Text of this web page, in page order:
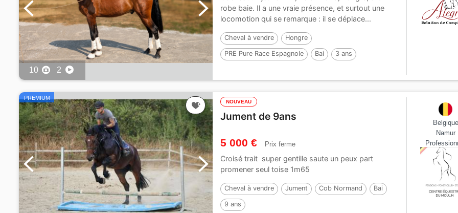
10 2
robe baie. Il a une vraie présence, et surtout une
locomotion qui se remarque : il se déplace...
Cheval à vendre Hongre
PRE Pure Race Espagnole Bai 3 ans
PREMIUM
NOUVEAU
Jument de 9ans
5 000 € Prix ferme
Croisé trait super gentille saute un peux part
promener seul toise 1m65
Cheval à vendre Jument Cob Normand Bai
9 ans
Belgique
Namur